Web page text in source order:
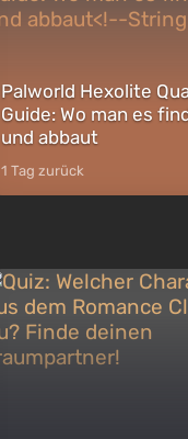
Palworld Hexolite
Guide: Wo man es
und abbaut
1 Tag zurück